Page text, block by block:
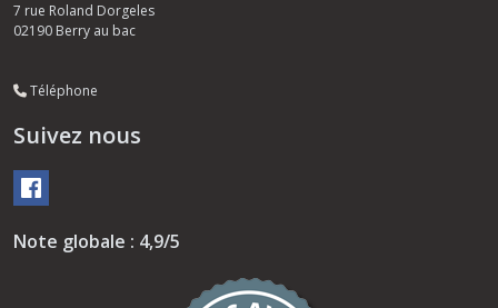
7 rue Roland Dorgeles
02190 Berry au bac
Téléphone
Suivez nous
Note globale : 4,9/5